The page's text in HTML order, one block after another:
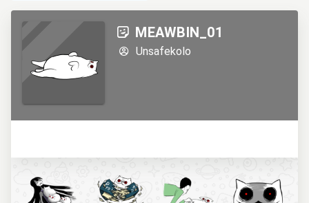
MEAWBIN_01
Unsafekolo